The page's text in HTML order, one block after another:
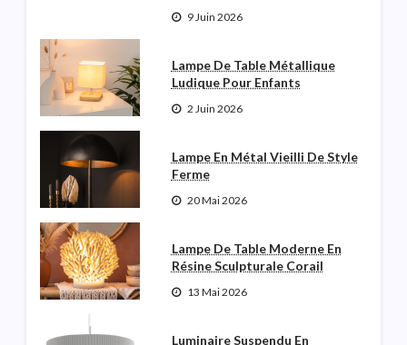
9 Juin 2026
Lampe De Table Métallique
Ludique Pour Enfants
2 Juin 2026
Lampe En Métal Vieilli De Style
Ferme
20 Mai 2026
Lampe De Table Moderne En
Résine Sculpturale Corail
13 Mai 2026
Luminaire Suspendu En